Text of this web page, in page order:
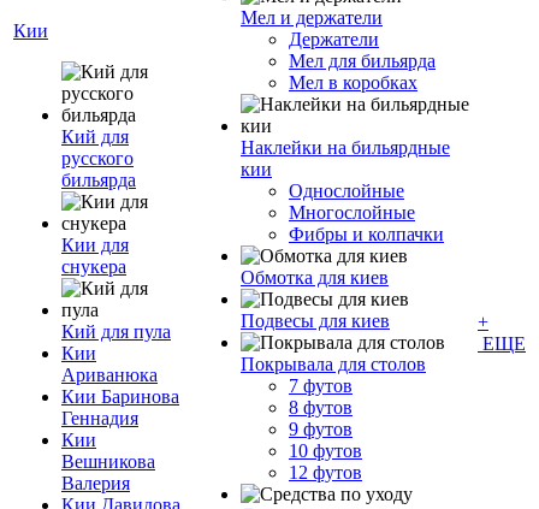
Кии
Кий для
русского
бильярда
Кии для
снукера
Кий для пула
Кии
Ариванюка
Кии Баринова
Геннадия
Кии
Вешникова
Валерия
Кии Давидова
Мел и держатели
Держатели
Мел для бильярда
Мел в коробках
Наклейки на бильярдные
кии
Однослойные
Многослойные
Фибры и колпачки
Обмотка для киев
Подвесы для киев
Покрывала для столов
7 футов
8 футов
9 футов
10 футов
12 футов
+
ЕЩЕ